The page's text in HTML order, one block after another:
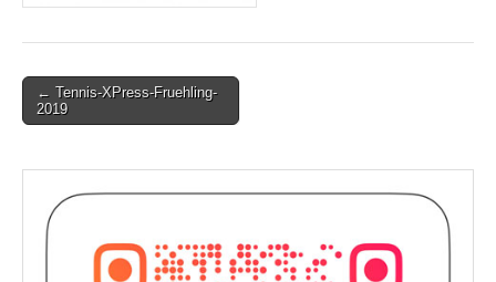
Post
navigation
← Tennis-XPress-Fruehling-
2019